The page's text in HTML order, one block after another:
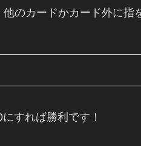
のカードかカード外に指
すれば勝利です！